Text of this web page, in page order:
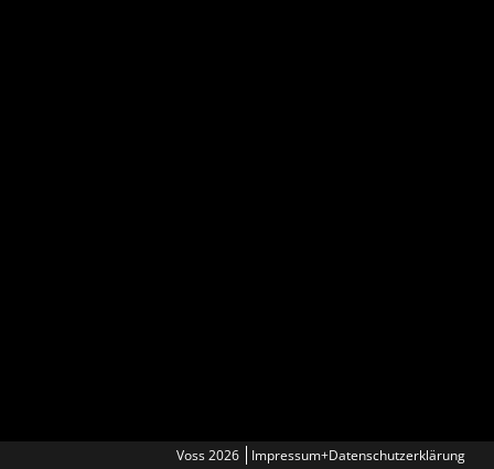
Voss 2026 Impressum+Datenschutzerklärung